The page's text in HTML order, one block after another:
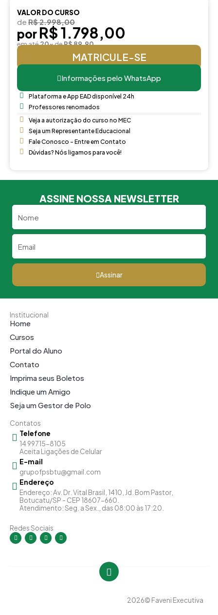
VALOR DO CURSO
de R$ 2.998,00
por R$ 1.798,00
em até20xdeR$ 89,90
MATRICULE-SE
Informações pelo WhatsApp
Plataforma e App EAD disponível 24h
Professores renomados
Veja a autorização do curso no MEC
Seja um Representante Educacional
Fale Conosco - Entre em Contato
Dúvidas? Nós ligamos para você!
ASSINE NOSSA NEWSLETTER
Assinar
Institucional
Home
Cursos
Portal do Aluno
Contato
Imprima seus Boletos
Indique um Amigo
Seja um Gestor de Polo
Contatos
Telefone
14 99715-8105
Aceita Ligações de Celular
E-mail
grupofpsbtu@gmail.com
Endereço
Endereço: Av. Dr. Vital Brasil, 1410, Jd. Bom Pastor,
Botucatu/SP - CEP 18607-660.
Atendimento: Seg. a Sex., das 08:00 às 17:20.
Redes Sociais
I
n
s
F
a
c
Y
o
u
L
i
n
2026© Faveni Executiva